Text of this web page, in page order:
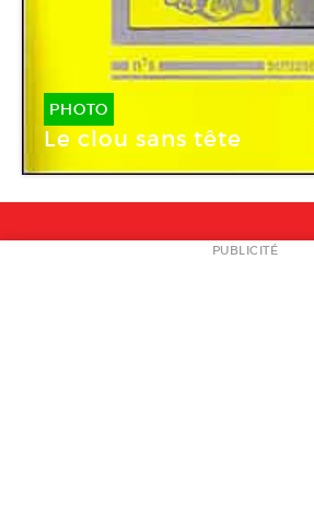
PHOTO
Le clou sans tête
NEWSLETTER
PUBLICITÉ